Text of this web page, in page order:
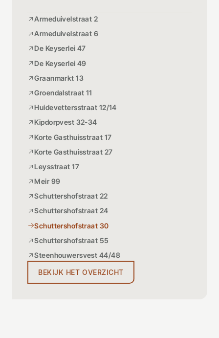
Armeduivelstraat 2
Armeduivelstraat 6
De Keyserlei 47
De Keyserlei 49
Graanmarkt 13
Groendalstraat 11
Huidevettersstraat 12/14
Kipdorpvest 32-34
Korte Gasthuisstraat 17
Korte Gasthuisstraat 27
Leysstraat 17
Meir 99
Schuttershofstraat 22
Schuttershofstraat 24
Schuttershofstraat 30
Schuttershofstraat 55
Steenhouwersvest 44/48
BEKIJK HET OVERZICHT